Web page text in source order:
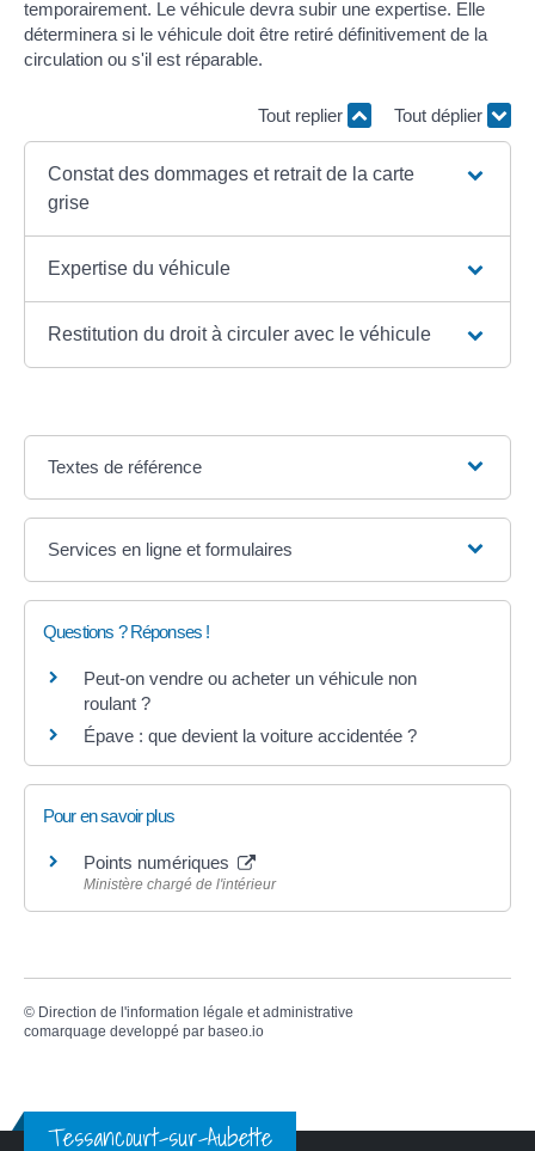
temporairement. Le véhicule devra subir une expertise. Elle
déterminera si le véhicule doit être retiré définitivement de la
circulation ou s'il est réparable.
Tout replier Tout déplier
Constat des dommages et retrait de la carte
grise
Expertise du véhicule
Restitution du droit à circuler avec le véhicule
Textes de référence
Services en ligne et formulaires
Questions ? Réponses !
Peut-on vendre ou acheter un véhicule non
roulant ?
Épave : que devient la voiture accidentée ?
Pour en savoir plus
Points numériques
Ministère chargé de l'intérieur
© Direction de l'information légale et administrative
comarquage developpé par baseo.io
Tessancourt-sur-Aubette